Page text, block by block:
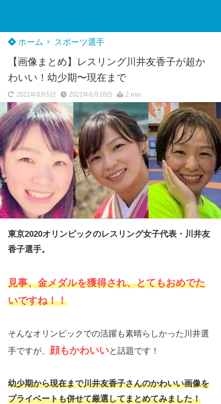
ホーム スポーツ選手
【画像まとめ】レスリング川井友香子が超か
わいい！幼少期〜現在まで
2021年8月5日 2021年6月18日 2 min
東京2020オリンピックのレスリング女子代表・川井友
香子選手。
見事、金メダルを獲得され、とてもおめでた
いですね！！
そんなオリンピックでの活躍も素晴らしかった川井選
手ですが、 顔もかわいいと話題です！
幼少期から現在まで川井友香子さんのかわいい画像を
プライベートも併せて厳選してまとめてみました！